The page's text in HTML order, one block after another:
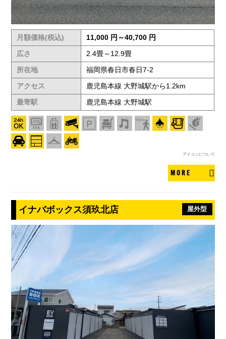
月額価格(税込)
11,000 円～40,700 円
広さ
2.4畳～12.9畳
所在地
福岡県春日市春日7-2
アクセス
鹿児島本線 大野城駅から1.2km
最寄駅
鹿児島本線 大野城駅
アイコンについて
MORE
イナバボックス須玖北店 屋外型